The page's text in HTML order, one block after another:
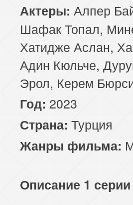
Актеры: Алпер
Шафак Топал,
Хатидже Аслан,
Адин Кюльче,
Эрол, Керем
Год: 2023
Страна: Турция
Жанры фильма:
Описание 1 серии